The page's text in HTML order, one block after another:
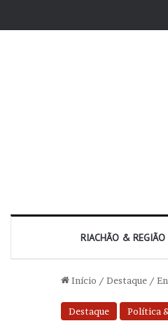
RIACHÃO & REGIÃO
Início / Destaque /
Destaque Política